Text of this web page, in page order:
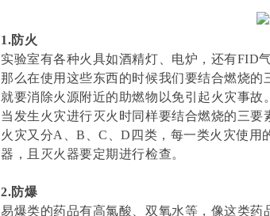
1.防火
实验室有各种火具如酒精灯、电炉，还有FID
那么在使用这些东西的时候我们要结合燃烧
就要消除火源附近的助燃物以免引起火灾事故。
当发生火灾进行灭火时同样要结合燃烧的三要
火灾又分A、B、C、D四类，每一类火灾使用
器，且灭火器要定期进行检查。
2.防爆
易爆类的药品有高氯酸、双氧水等，像这类药